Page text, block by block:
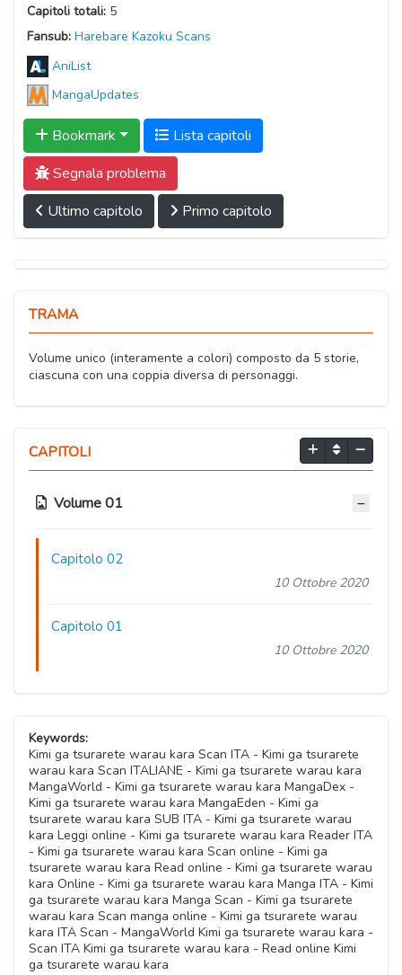
Capitoli totali: 5
Fansub: Harebare Kazoku Scans
AniList
MangaUpdates
Bookmark
Lista capitoli
Segnala problema
Ultimo capitolo
Primo capitolo
TRAMA
Volume unico (interamente a colori) composto da 5 storie,
ciascuna con una coppia diversa di personaggi.
CAPITOLI
Volume 01
Capitolo 02
10 Ottobre 2020
Capitolo 01
10 Ottobre 2020
Keywords:
Kimi ga tsurarete warau kara Scan ITA - Kimi ga tsurarete
warau kara Scan ITALIANE - Kimi ga tsurarete warau kara
MangaWorld - Kimi ga tsurarete warau kara MangaDex -
Kimi ga tsurarete warau kara MangaEden - Kimi ga
tsurarete warau kara SUB ITA - Kimi ga tsurarete warau
kara Leggi online - Kimi ga tsurarete warau kara Reader ITA
- Kimi ga tsurarete warau kara Scan online - Kimi ga
tsurarete warau kara Read online - Kimi ga tsurarete warau
kara Online - Kimi ga tsurarete warau kara Manga ITA - Kimi
ga tsurarete warau kara Manga Scan - Kimi ga tsurarete
warau kara Scan manga online - Kimi ga tsurarete warau
kara ITA Scan - MangaWorld Kimi ga tsurarete warau kara -
Scan ITA Kimi ga tsurarete warau kara - Read online Kimi
ga tsurarete warau kara